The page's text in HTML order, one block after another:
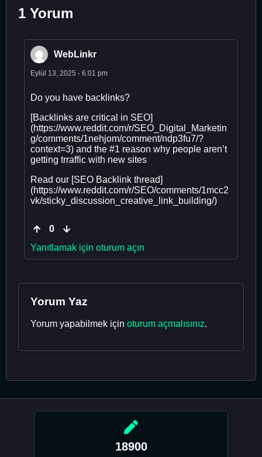
1 Yorum
WebLinkr
Eylül 13, 2025 - 6:01 pm
Do you have backlinks?
[Backlinks are critical in SEO]
(https://www.reddit.com/r/SEO_Digital_Marketin
g/comments/1nehjom/comment/ndp3fu7/?
context=3) and the #1 reason why people aren’t
getting trraffic with new sites
Read our [SEO Backlink thread]
(https://www.reddit.com/r/SEO/comments/1mcc2
vk/sticky_discussion_creative_link_building/)
0
Yanıtlamak için oturum açın
Yorum Yaz
Yorum yapabilmek için oturum açmalısınız.
18900